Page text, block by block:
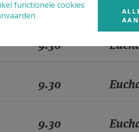
9.30
9.30
9.30
9.30
functionele cookies